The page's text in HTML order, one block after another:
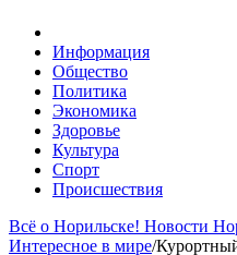
Информация
Общество
Политика
Экономика
Здоровье
Культура
Спорт
Происшествия
Всё о Норильске! Новости
Интересное в мире/